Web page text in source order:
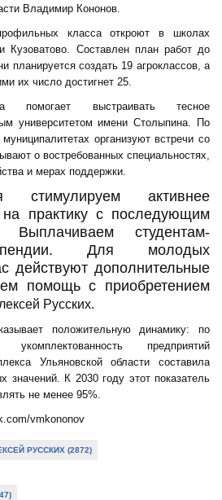
Владимир Кононов.
класса откроют в школах
Кузоватово. Составлен план работ до
планируется создать 19 агроклассов, а
их число достигнет 25.
помогает выстраивать тесное
университетом имени Столыпина. По
организуют встречи со
о востребованных специальностях,
и мерах поддержки.
стимулируем активнее
на практику с последующим
Выплачиваем студентам-
Для молодых
действуют дополнительные
помощь с приобретением
Русских.
положительную динамику: по
предприятий
Ульяновской области составила
значений. К 2030 году этот показатель
не менее 95%.
vmkononov
РУССКИХ (2872)